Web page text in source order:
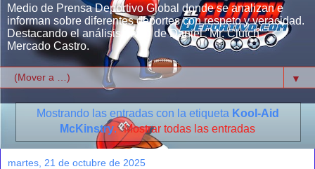
Medio de Prensa Deportivo Global donde se analizan e
informan sobre diferentes deportes con respeto y veracidad.
Destacando el análisis único de Daniel "Mr. Clutch"
Mercado Castro.
▼
Mostrando las entradas con la etiqueta Kool-Aid
McKinstry. Mostrar todas las entradas
martes, 21 de octubre de 2025